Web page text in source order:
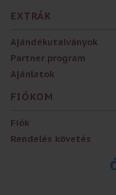
EXTRÁK
Ajándékutalványok
Partner program
Ajánlatok
FIÓKOM
Fiók
Rendelés követés